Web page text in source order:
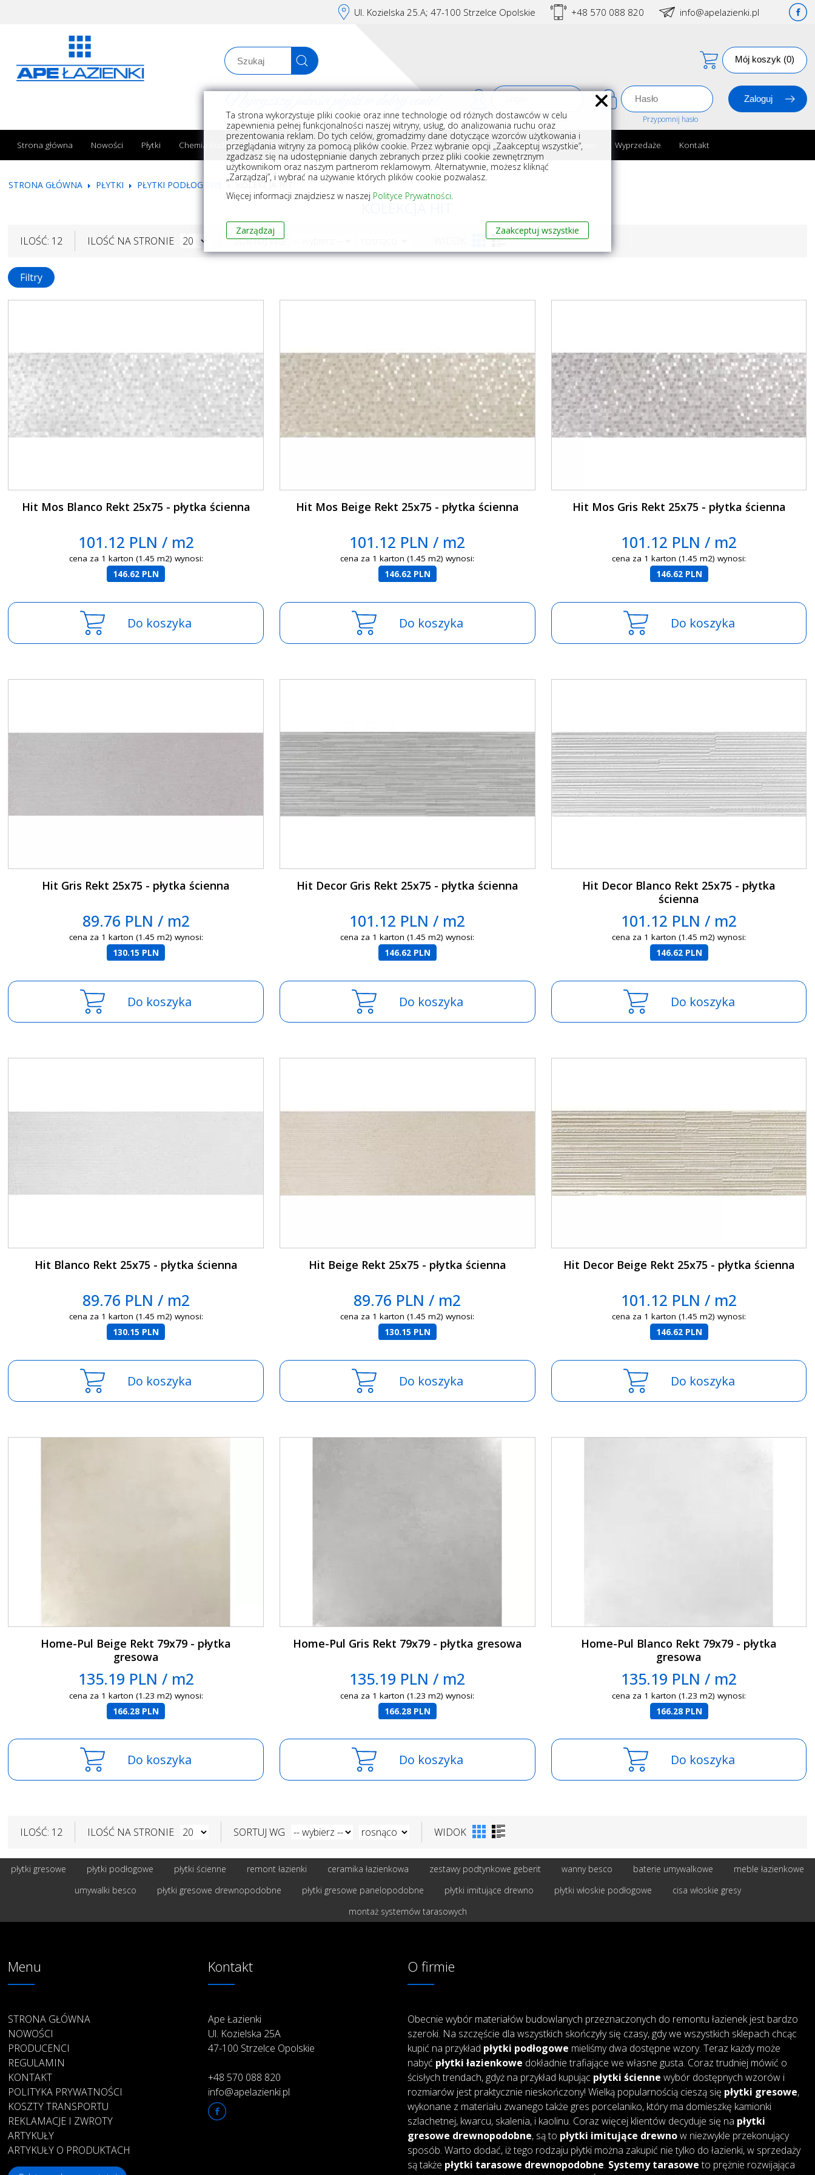
Ul. Kozielska 25.A; 47-100 Strzelce Opolskie +48 570 088 820 info@apelazienki.pl
Mój koszyk (0)
Rejestracja Przypomnij hasło
Strona główna Nowości Płytki Chemia budowlana Akcesoria do układania płytek Wyposażenie Armatura i akcesoria łazienkowe Wyprzedaże Kontakt
STRONA GŁÓWNA PŁYTKI PŁYTKI PODŁOGOWE KOLEKCJA HIT
KOLEKCJA HIT
ILOŚĆ: 12 ILOŚĆ NA STRONIE SORTUJ WG
Filtry
Hit Mos Blanco Rekt 25x75 - płytka ścienna
101.12 PLN / m2
cena za 1 karton (1.45 m2) wynosi:
146.62 PLN
Do koszyka
Hit Mos Beige Rekt 25x75 - płytka ścienna
101.12 PLN / m2
cena za 1 karton (1.45 m2) wynosi:
146.62 PLN
Do koszyka
Hit Mos Gris Rekt 25x75 - płytka ścienna
101.12 PLN / m2
cena za 1 karton (1.45 m2) wynosi:
146.62 PLN
Do koszyka
Hit Gris Rekt 25x75 - płytka ścienna
89.76 PLN / m2
cena za 1 karton (1.45 m2) wynosi:
130.15 PLN
Do koszyka
Hit Decor Gris Rekt 25x75 - płytka ścienna
101.12 PLN / m2
cena za 1 karton (1.45 m2) wynosi:
146.62 PLN
Do koszyka
Hit Decor Blanco Rekt 25x75 - płytka
ścienna
101.12 PLN / m2
cena za 1 karton (1.45 m2) wynosi:
146.62 PLN
Do koszyka
Hit Blanco Rekt 25x75 - płytka ścienna
89.76 PLN / m2
cena za 1 karton (1.45 m2) wynosi:
130.15 PLN
Do koszyka
Hit Beige Rekt 25x75 - płytka ścienna
89.76 PLN / m2
cena za 1 karton (1.45 m2) wynosi:
130.15 PLN
Do koszyka
Hit Decor Beige Rekt 25x75 - płytka ścienna
101.12 PLN / m2
cena za 1 karton (1.45 m2) wynosi:
146.62 PLN
Do koszyka
Home-Pul Beige Rekt 79x79 - płytka
gresowa
135.19 PLN / m2
cena za 1 karton (1.23 m2) wynosi:
166.28 PLN
Do koszyka
Home-Pul Gris Rekt 79x79 - płytka gresowa
135.19 PLN / m2
cena za 1 karton (1.23 m2) wynosi:
166.28 PLN
Do koszyka
Home-Pul Blanco Rekt 79x79 - płytka
gresowa
135.19 PLN / m2
cena za 1 karton (1.23 m2) wynosi:
166.28 PLN
Do koszyka
ILOŚĆ: 12 ILOŚĆ NA STRONIE SORTUJ WG WIDOK
płytki gresowe płytki podłogowe płytki ścienne remont łazienki ceramika łazienkowa zestawy podtynkowe geberit wanny besco baterie umywalkowe
meble łazienkowe
umywalki besco
płytki gresowe drewnopodobne płytki gresowe panelopodobne płytki imitujące drewno płytki włoskie podłogowe
cisa włoskie gresy
montaż systemów tarasowych
Menu
STRONA GŁÓWNA
NOWOŚCI
PRODUCENCI
REGULAMIN
KONTAKT
POLITYKA PRYWATNOŚCI
KOSZTY TRANSPORTU
REKLAMACJE I ZWROTY
ARTYKUŁY
ARTYKUŁY O PRODUKTACH
Kontakt
Ape Łazienki
Ul. Kozielska 25A
47-100 Strzelce Opolskie
+48 570 088 820
info@apelazienki.pl
O firmie
Obecnie wybór materiałów budowlanych przeznaczonych do remontu łazienek jest bardzo
szeroki. Na szczęście dla wszystkich skończyły się czasy, gdy we wszystkich sklepach chcąc
kupić na przykład płytki podłogowe mieliśmy dwa dostępne wzory. Teraz każdy może
nabyć płytki łazienkowe dokładnie trafiające we własne gusta. Coraz trudniej mówić o
ścisłych trendach, gdyż na przykład kupując płytki ścienne wybór dostępnych wzorów i
rozmiarów jest praktycznie nieskończony! Wielką popularnością cieszą się płytki gresowe,
wykonane z materiału zwanego także gres porcelaniko, który ma domieszkę kamionki
szlachetnej, kwarcu, skalenia, i kaolinu. Coraz więcej klientów decyduje się na płytki
gresowe drewnopodobne, są to płytki imitujące drewnow niezwykle przekonujący
sposób. Warto dodać, iż tego rodzaju płytki można zakupić nie tylko do łazienki, w sprzedaży
są także płytki tarasowe drewnopodobne. Systemy tarasoweto prężnie rozwijająca
Ta strona wykorzystuje pliki cookie oraz inne technologie od różnych dostawców w celu
zapewnienia pełnej funkcjonalności naszej witryny, usług, do analizowania ruchu oraz
prezentowania reklam. Do tych celów, gromadzimy dane dotyczące wzorców użytkowania i
przeglądania witryny za pomocą plików cookie. Przez wybranie opcji „Zaakceptuj wszystkie”,
zgadzasz się na udostępnianie danych zebranych przez pliki cookie zewnętrznym
użytkownikom oraz naszym partnerom reklamowym. Alternatywnie, możesz kliknąć
„Zarządzaj”, i wybrać na używanie których plików cookie pozwalasz.
Więcej informacji znajdziesz w naszej Polityce Prywatności.
Zarządzaj Zaakceptuj wszystkie